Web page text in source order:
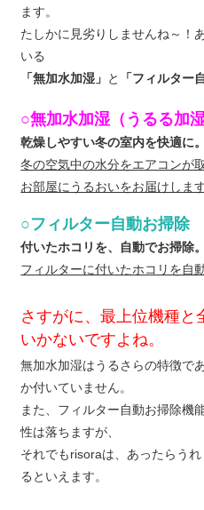
ます。
たしかに見劣りしませんね～！
いる
「無加水加湿」 と 「フィルター
○無加水加湿（うるる加湿
乾燥しやすい冬の室内を快適に。
冬の空気中の水分をエアコンが
お部屋にうるおいをお届けします
○フィルター自動お掃除
付いたホコリを、自動でお掃除。
フィルターに付いたホコリを自
さすがに、最上位機種と
いかないですよね。
無加水加湿はうるさらの特徴で
か付いていません。
また、フィルター自動お掃除機
性は落ちますが、
それでもrisoraは、あったらう
るといえます。